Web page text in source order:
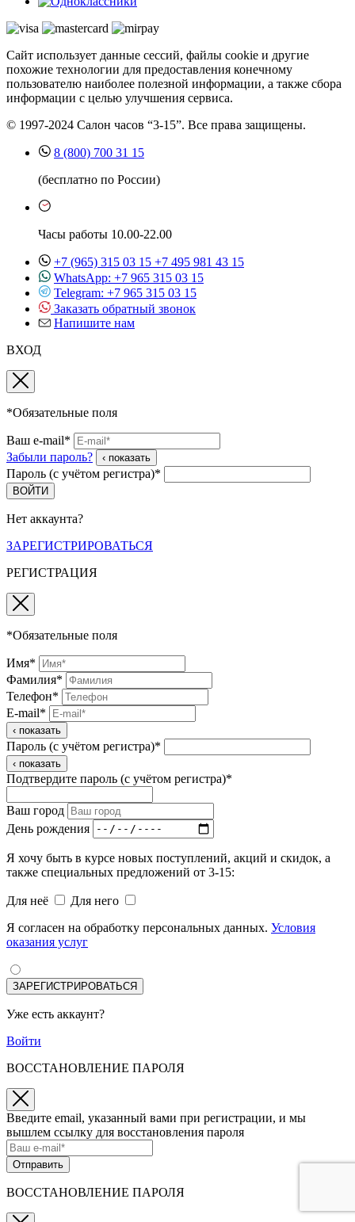
Сайт использует данные сессий, файлы cookie и другие
похожие технологии для предоставления конечному
пользователю наиболее полезной информации, а также сбора
информации с целью улучшения сервиса.
© 1997-2024 Салон часов “3-15”. Все права защищены.
8 (800) 700 31 15
(бесплатно по России)
Часы работы 10.00-22.00
+7 (965) 315 03 15 +7 495 981 43 15
WhatsApp: +7 965 315 03 15
Telegram: +7 965 315 03 15
Заказать обратный звонок
Напишите нам
ВХОД
*Обязательные поля
Ваш e-mail*
Забыли пароль?
‹ показать
Пароль (с учётом регистра)*
ВОЙТИ
Нет аккаунта?
ЗАРЕГИСТРИРОВАТЬСЯ
РЕГИСТРАЦИЯ
*Обязательные поля
Имя*
Фамилия*
Телефон*
E-mail*
‹ показать
Пароль (с учётом регистра)*
‹ показать
Подтвердите пароль (с учётом регистра)*
Ваш город
День рождения
Я хочу быть в курсе новых поступлений, акций и скидок, а
также специальных предложений от 3-15:
Для неё
Для него
Я согласен на обработку персональных данных. Условия
оказания услуг
ЗАРЕГИСТРИРОВАТЬСЯ
Уже есть аккаунт?
Войти
ВОССТАНОВЛЕНИЕ ПАРОЛЯ
Введите email, указанный вами при регистрации, и мы
вышлем ссылку для восстановления пароля
Отправить
ВОССТАНОВЛЕНИЕ ПАРОЛЯ